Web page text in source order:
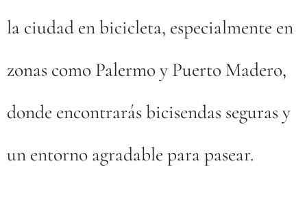
la ciudad en bicicleta, especialmente en
zonas como Palermo y Puerto Madero,
donde encontrarás bicisendas seguras y
un entorno agradable para pasear.